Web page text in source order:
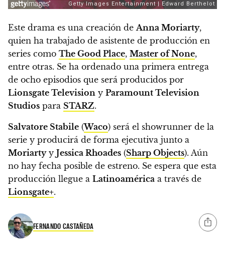
Este drama es una creación de Anna Moriarty,
quien ha trabajado de asistente de producción en
series como The Good Place, Master of None,
entre otras. Se ha ordenado una primera entrega
de ocho episodios que será producidos por
Lionsgate Television y Paramount Television
Studios para STARZ.
Salvatore Stabile (Waco) será el showrunner de la
serie y producirá de forma ejecutiva junto a
Moriartyy Jessica Rhoades (Sharp Objects). Aún
no hay fecha posible de estreno. Se espera que esta
producción llegue a Latinoamérica a través de
Lionsgate+.
FERNANDO CASTAÑEDA